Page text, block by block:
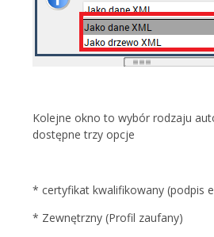
Kolejne okno to wybór rodzaju
dostępne trzy opcje
* certyfikat kwalifikowany (podpis
* Zewnętrzny (Profil zaufany)